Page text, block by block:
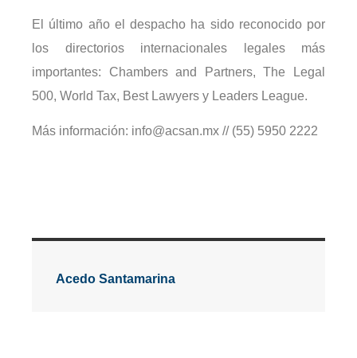
El último año el despacho ha sido reconocido por
los directorios internacionales legales más
importantes: Chambers and Partners, The Legal
500, World Tax, Best Lawyers y Leaders League.
Más información: info@acsan.mx // (55) 5950 2222
Acedo Santamarina